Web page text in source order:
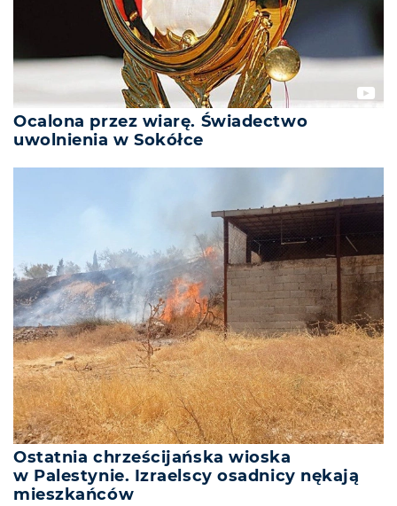
Ocalona przez wiarę. Świadectwo
uwolnienia w Sokółce
Ostatnia chrześcijańska wioska
w Palestynie. Izraelscy osadnicy nękają
mieszkańców